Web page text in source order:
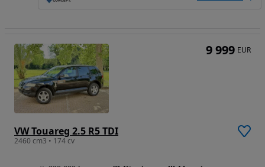
VW Touareg 2.5 R5 TDI
2460 cm3 • 174 cv
9 999 EUR